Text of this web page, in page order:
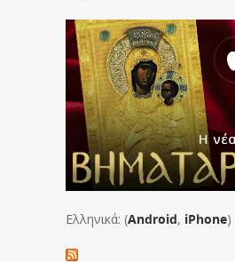
Ελληνικά: (Android, iPhone)